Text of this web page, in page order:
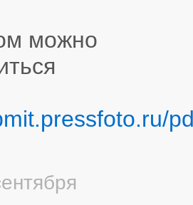
можно